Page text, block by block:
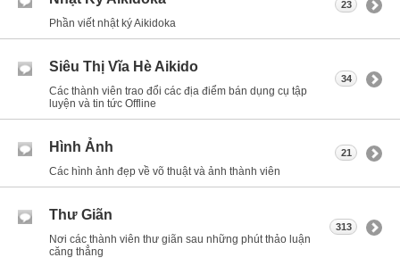
Phần viết nhật ký Aikidoka
23
Siêu Thị Vĩa Hè Aikido
Các thành viên trao đổi các địa điểm bán dụng cụ tập
luyện và tin tức Offline
34
Hình Ảnh
Các hình ảnh đẹp về võ thuật và ảnh thành viên
21
Thư Giãn
Nơi các thành viên thư giãn sau những phút thảo luận
căng thẳng
313